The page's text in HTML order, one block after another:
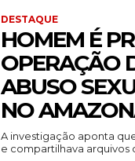
DESTAQUE
HOMEM É
OPERAÇÃO
ABUSO
NO
A investigação aponta
e compartilhava arquivos